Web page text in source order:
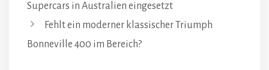
Supercars in Australien eingesetzt
Fehlt ein moderner klassischer Triumph
Bonneville 400 im Bereich?